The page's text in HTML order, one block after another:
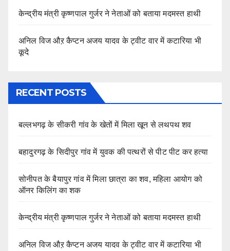
केन्द्रीय मंत्री कृष्णपाल गुर्जर ने नेताओं को बताया मदमस्त हाथी
अनिल विज औऱ कैप्टन अजय यादव के ट्वीट वार में कटारिया भी
कूदे
RECENT POSTS
बल्लभगढ़ के सीकरी गांव के खेतों में मिला खून से लथपथ शव
बहादुरगढ़ के सिदीपुर गांव में युवक की पत्थरों से पीट पीट कर हत्या
सोनीपत के बैयापुर गांव में मिला छात्रा का शव, महिला आयोग को
ऑनर किलिंग का शक
केन्द्रीय मंत्री कृष्णपाल गुर्जर ने नेताओं को बताया मदमस्त हाथी
अनिल विज औऱ कैप्टन अजय यादव के ट्वीट वार में कटारिया भी